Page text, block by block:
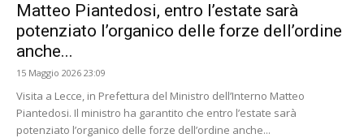
Matteo Piantedosi, entro l’estate sarà
potenziato l’organico delle forze dell’ordine
anche...
15 Maggio 2026 23:09
Visita a Lecce, in Prefettura del Ministro dell’Interno Matteo
Piantedosi. Il ministro ha garantito che entro l’estate sarà
potenziato l’organico delle forze dell’ordine anche...